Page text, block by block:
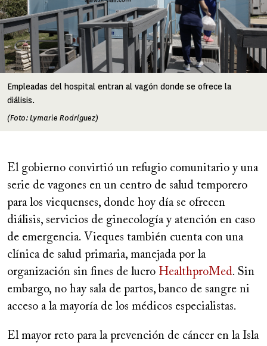
Empleadas del hospital entran al vagón donde se ofrece la
diálisis.
(Foto: Lymarie Rodríguez)
El gobierno convirtió un refugio comunitario y una
serie de vagones en un centro de salud temporero
para los viequenses, donde hoy día se ofrecen
diálisis, servicios de ginecología y atención en caso
de emergencia. Vieques también cuenta con una
clínica de salud primaria, manejada por la
organización sin fines de lucro HealthproMed. Sin
embargo, no hay sala de partos, banco de sangre ni
acceso a la mayoría de los médicos especialistas.
El mayor reto para la prevención de cáncer en la Isla